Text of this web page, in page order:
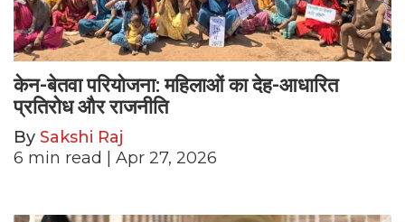
केन-बेतवा परियोजना: महिलाओं का देह-आधारित
प्रतिरोध और राजनीति
By Sakshi Raj
6 min read | Apr 27, 2026